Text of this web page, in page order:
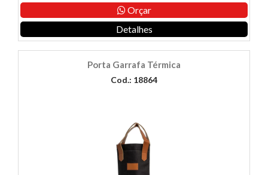
Orçar
Detalhes
Porta Garrafa Térmica
Cod.: 18864